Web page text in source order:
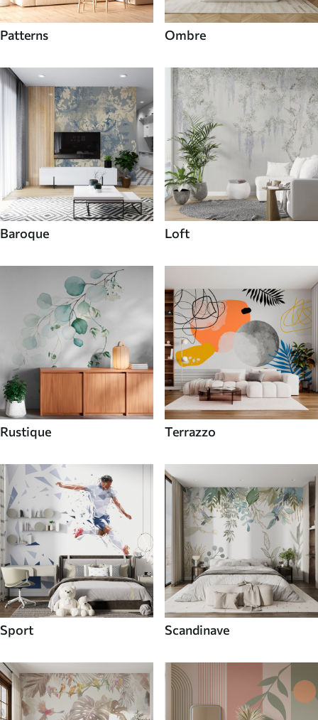
Patterns Ombre
Baroque Loft
Rustique Terrazzo
Sport Scandinave